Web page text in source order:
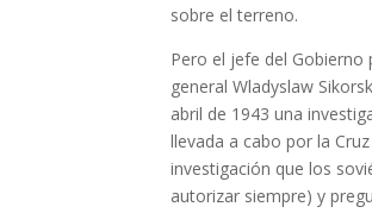
sobre el terreno.
Pero el jefe del Gobierno
general Wladyslaw
abril de 1943 una
llevada a cabo por la
investigación que los
autorizar siempre) y